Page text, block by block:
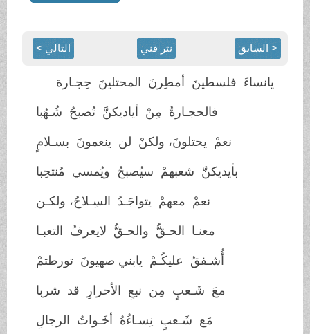
< السابق نثر فني التالي >
يانساءَ فلسطينَ أمطِرنَ المحتلينَ حِجـارة
فالحجـارةُ مِنْ أياديكنَّ تُصبحُ شُـهُبا
نعمْ يحتلونَ، ولكنْ لن ينعمونَ بسـلامٍ
بأيديكنَّ شعبهمْ سيُصبحُ ويُمسي مُنتحِبا
نعمْ معهمْ يتواجَـدُ السِـلاحُ، ولكـن
معنـا الحـقُّ والحـقُّ لايعرفُ التعبـا
أُشـفقُ عليكُـمْ يابني صهيونَ تورطتمْ
معَ شَـعبٍ مِن نبعِ الأحرارِ قد شربا
مَع شَـعبٍ نِسـاءُهُ أخَـواتُ الرجالِ